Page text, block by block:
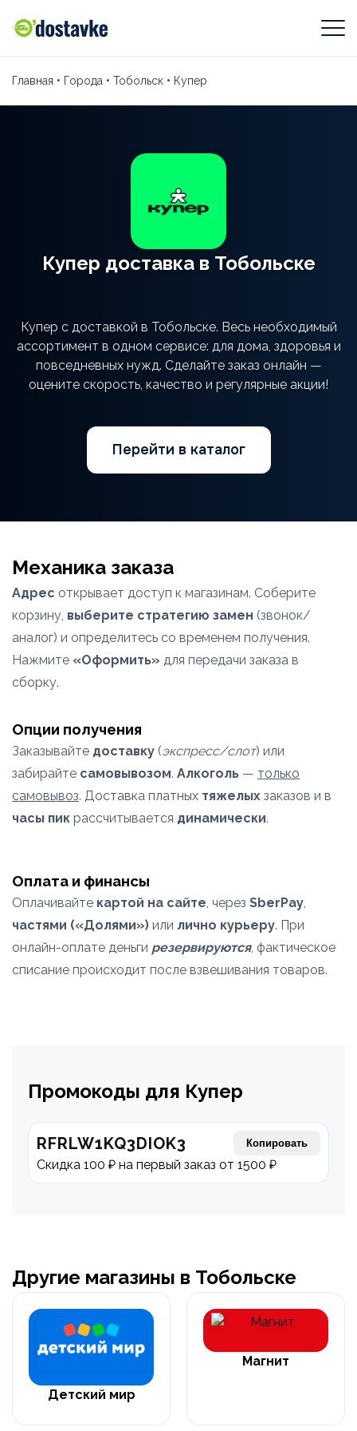
Главная • Города • Тобольск • Купер
Купер доставка в Тобольске
Купер с доставкой в Тобольске. Весь необходимый
ассортимент в одном сервисе: для дома, здоровья и
повседневных нужд. Сделайте заказ онлайн —
оцените скорость, качество и регулярные акции!
Перейти в каталог
Механика заказа
Адрес открывает доступ к магазинам. Соберите
корзину, выберите стратегию замен (звонок/
аналог) и определитесь со временем получения.
Нажмите «Оформить» для передачи заказа в
сборку.
Опции получения
Заказывайте доставку (экспресс/слот) или
забирайте самовывозом. Алкоголь — только
самовывоз. Доставка платных тяжелых заказов и в
часы пик рассчитывается динамически.
Оплата и финансы
Оплачивайте картой на сайте, через SberPay,
частями («Долями») или лично курьеру. При
онлайн-оплате деньги резервируются, фактическое
списание происходит после взвешивания товаров.
Промокоды для Купер
RFRLW1KQ3DIOK3 Копировать
Скидка 100 ₽ на первый заказ от 1500 ₽
Другие магазины в Тобольске
Детский мир
Магнит